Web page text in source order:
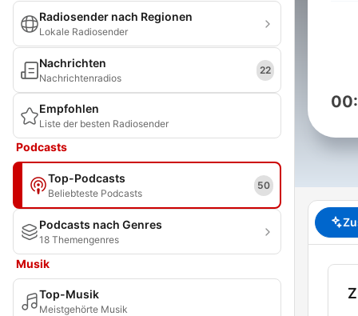
Radiosender nach Regionen
Lokale Radiosender
Nachrichten
Nachrichtenradios
22
Empfohlen
Liste der besten Radiosender
Podcasts
Top-Podcasts
Beliebteste Podcasts
50
Podcasts nach Genres
18 Themengenres
Musik
Top-Musik
Meistgehörte Musik